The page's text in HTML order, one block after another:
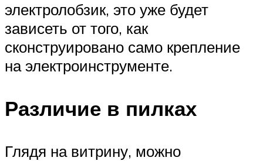
электролобзик, это уже будет
зависеть от того, как
сконструировано само крепление
на электроинструменте.
Различие в пилках
Глядя на витрину, можно